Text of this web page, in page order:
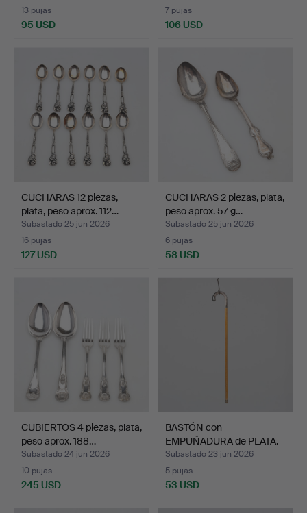
13 pujas
95 USD
7 pujas
106 USD
CUCHARAS 12 piezas,
plata, peso aprox. 112…
Subastado 25 jun 2026
16 pujas
127 USD
CUCHARAS 2 piezas, plata,
peso aprox. 57 g…
Subastado 25 jun 2026
6 pujas
58 USD
CUBIERTOS 4 piezas, plata,
peso aprox. 188…
Subastado 24 jun 2026
10 pujas
245 USD
BASTÓN con
EMPUÑADURA de PLATA.
Subastado 23 jun 2026
5 pujas
53 USD